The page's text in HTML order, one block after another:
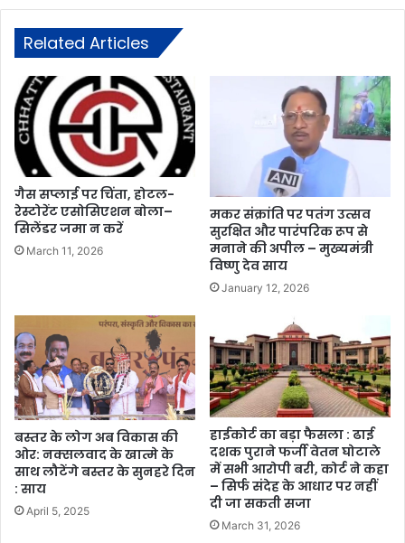
Related Articles
गैस सप्लाई पर चिंता, होटल-
रेस्टोरेंट एसोसिएशन बोला–
सिलेंडर जमा न करें
March 11, 2026
मकर संक्रांति पर पतंग उत्सव
सुरक्षित और पारंपरिक रूप से
मनाने की अपील – मुख्यमंत्री
विष्णु देव साय
January 12, 2026
बस्तर के लोग अब विकास की
ओर: नक्सलवाद के खात्मे के
साथ लौटेंगे बस्तर के सुनहरे दिन
: साय
April 5, 2025
हाईकोर्ट का बड़ा फैसला : ढाई
दशक पुराने फर्जी वेतन घोटाले
में सभी आरोपी बरी, कोर्ट ने कहा
– सिर्फ संदेह के आधार पर नहीं
दी जा सकती सजा
March 31, 2026